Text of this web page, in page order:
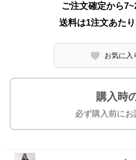
ご注文確定から
送料は1注文あたり
お気に入
購入時
必ず購入前にお